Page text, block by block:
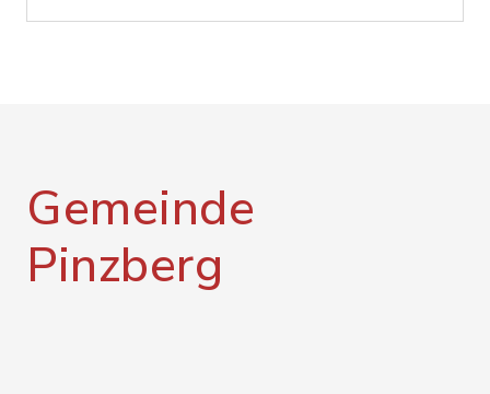
Gemeinde
Pinzberg